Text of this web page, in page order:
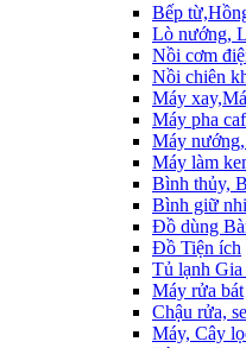
Bếp
Lò nướng,
Nồi cơm
Nồi chiên
Máy
Máy pha
Máy
Máy làm
Bình thủy,
Bình giữ
Đồ dùng
Đồ Tiện ích
Tủ lạnh Gia
Máy rửa bát
Chậu rửa,
Máy, Cây